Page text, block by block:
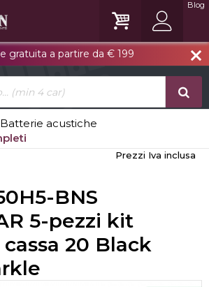
close
gratuita a partire da € 199
Blog
Batterie acustiche
Prezzi Iva inclusa
BNS
5-pezzi kit
20 Black